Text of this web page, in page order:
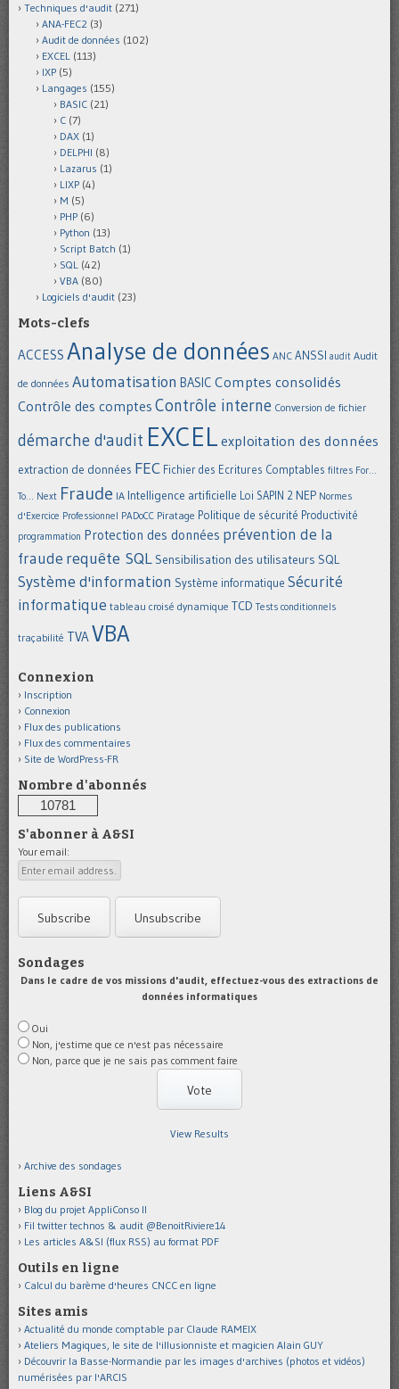
Techniques d'audit (271)
ANA-FEC2 (3)
Audit de données (102)
EXCEL (113)
IXP (5)
Langages (155)
BASIC (21)
C (7)
DAX (1)
DELPHI (8)
Lazarus (1)
LIXP (4)
M (5)
PHP (6)
Python (13)
Script Batch (1)
SQL (42)
VBA (80)
Logiciels d'audit (23)
Mots-clefs
ACCESS Analyse de données ANC ANSSI audit Audit
de données Automatisation BASIC Comptes consolidés
Contrôle des comptes Contrôle interne Conversion de fichier
démarche d'audit EXCEL exploitation des données
extraction de données FEC Fichier des Ecritures Comptables filtres For...
To... Next Fraude IA Intelligence artificielle Loi SAPIN 2 NEP Normes
d'Exercice Professionnel PADoCC Piratage Politique de sécurité Productivité
programmation Protection des données prévention de la
fraude requête SQL Sensibilisation des utilisateurs SQL
Système d'information Système informatique Sécurité
informatique tableau croisé dynamique TCD Tests conditionnels
traçabilité TVAVBA
Connexion
Inscription
Connexion
Flux des publications
Flux des commentaires
Site de WordPress-FR
Nombre d'abonnés
10781
S'abonner à A&SI
Your email:
Sondages
Dans le cadre de vos missions d'audit, effectuez-vous des extractions de
données informatiques
Oui
Non, j'estime que ce n'est pas nécessaire
Non, parce que je ne sais pas comment faire
View Results
Archive des sondages
Liens A&SI
Blog du projet AppliConso II
Fil twitter technos & audit @BenoitRiviere14
Les articles A&SI (flux RSS) au format PDF
Outils en ligne
Calcul du barème d'heures CNCC en ligne
Sites amis
Actualité du monde comptable par Claude RAMEIX
Ateliers Magiques, le site de l'illusionniste et magicien Alain GUY
Découvrir la Basse-Normandie par les images d'archives (photos et vidéos)
numérisées par l'ARCIS